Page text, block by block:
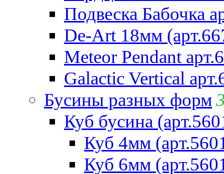
Подвеска Бабочка
De-Art 18мм
Meteor Pendant
Galactic Vertical
Бусины разных форм
Куб бусина
Куб 4мм
Куб 6мм